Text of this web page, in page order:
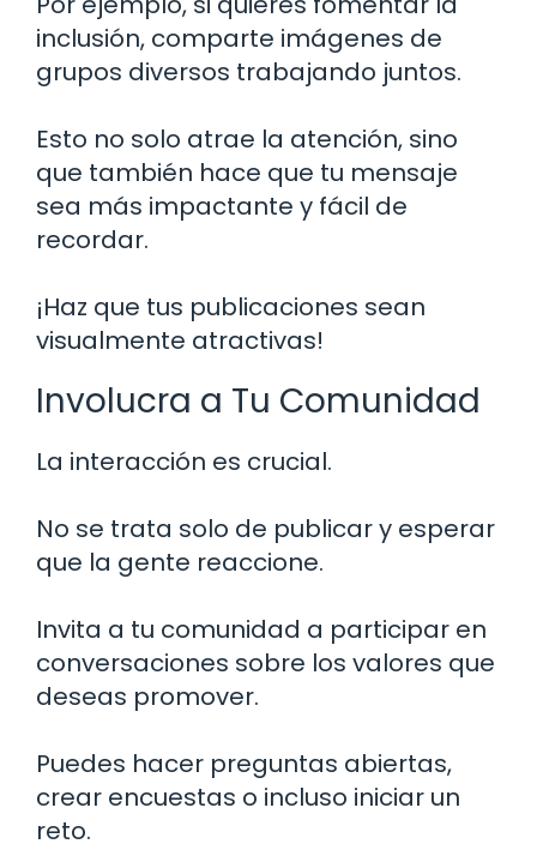
inclusión, comparte imágenes de
grupos diversos trabajando juntos.
Esto no solo atrae la atención, sino
que también hace que tu mensaje
sea más impactante y fácil de
recordar.
¡Haz que tus publicaciones sean
visualmente atractivas!
Involucra a Tu Comunidad
La interacción es crucial.
No se trata solo de publicar y esperar
que la gente reaccione.
Invita a tu comunidad a participar en
conversaciones sobre los valores que
deseas promover.
Puedes hacer preguntas abiertas,
crear encuestas o incluso iniciar un
reto.